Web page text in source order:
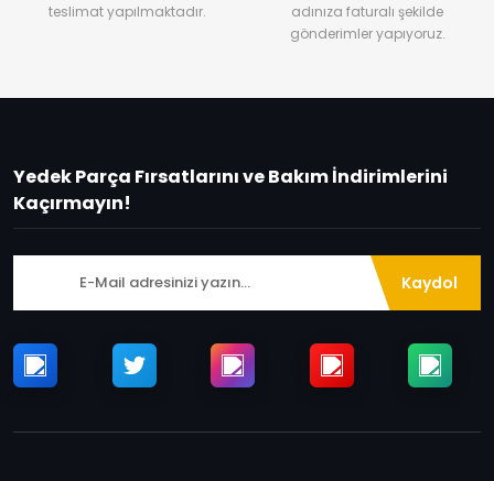
teslimat yapılmaktadır.
adınıza faturalı şekilde
gönderimler yapıyoruz.
Yedek Parça Fırsatlarını ve Bakım İndirimlerini
Kaçırmayın!
Kaydol